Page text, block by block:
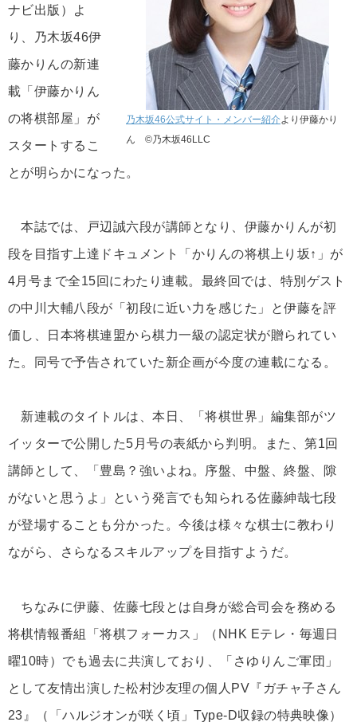
乃木坂46公式サイト・メンバー紹介より伊藤かり
ん ©乃木坂46LLC
ナビ出版）よ
り、乃木坂46伊
藤かりんの新連
載「伊藤かりん
の将棋部屋」が
スタートするこ
とが明らかになった。
本誌では、戸辺誠六段が講師となり、伊藤かりんが初
段を目指す上達ドキュメント「かりんの将棋上り坂↑」が
4月号まで全15回にわたり連載。最終回では、特別ゲスト
の中川大輔八段が「初段に近い力を感じた」と伊藤を評
価し、日本将棋連盟から棋力一級の認定状が贈られてい
た。同号で予告されていた新企画が今度の連載になる。
新連載のタイトルは、本日、「将棋世界」編集部がツ
イッターで公開した5月号の表紙から判明。また、第1回
講師として、「豊島？強いよね。序盤、中盤、終盤、隙
がないと思うよ」という発言でも知られる佐藤紳哉七段
が登場することも分かった。今後は様々な棋士に教わり
ながら、さらなるスキルアップを目指すようだ。
ちなみに伊藤、佐藤七段とは自身が総合司会を務める
将棋情報番組「将棋フォーカス」（NHK Eテレ・毎週日
曜10時）でも過去に共演しており、「さゆりんご軍団」
として友情出演した松村沙友理の個人PV『ガチャ子さん
23』（「ハルジオンが咲く頃」Type-D収録の特典映像）